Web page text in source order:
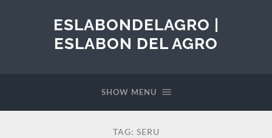
ESLABONDELAGRO |
ESLABON DEL AGRO
SHOW MENU
TAG: SERU